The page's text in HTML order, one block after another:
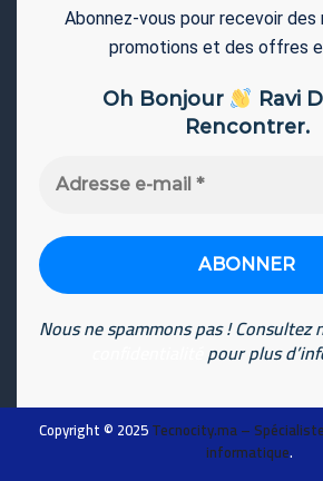
Abonnez-vous pour recevoir des
promotions et des offres
Oh Bonjour
Ravi
Rencontrer.
Nous ne spammons pas ! Consultez
pour plus
Copyright © 2025Tecnocity.ma–
informatique.